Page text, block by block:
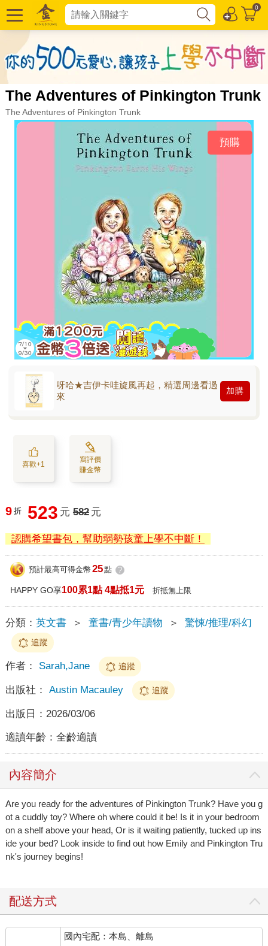
0
The Adventures of Pinkington Trunk
The Adventures of Pinkington Trunk
預購
呀哈★吉伊卡哇旋風再起，精選周邊看過
來
加購
喜歡+1
寫評價
賺金幣
9 折 523 元 582 元
認購希望書包，幫助弱勢孩童上學不中斷！
預計最高可得金幣 25點 ?
HAPPY GO享100累1點 4點抵1元 折抵無上限
分類： 英文書 ＞ 童書/青少年讀物 ＞ 驚悚/推理/科幻
追蹤
作者： Sarah,Jane 追蹤
出版社： Austin Macauley 追蹤
出版日： 2026/03/06
適讀年齡： 全齡適讀
內容簡介
Are you ready for the adventures of Pinkington Trunk? Have you g
ot a cuddly toy? Where oh where could it be! Is it in your bedroom
on a shelf above your head, Or is it waiting patiently, tucked up ins
ide your bed? Look inside to find out how Emily and Pinkington Tru
nk's journey begins!
配送方式
國內宅配：本島、離島